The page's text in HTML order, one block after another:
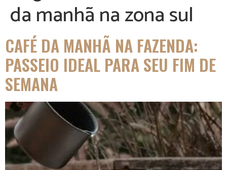
da manhã na zona sul
CAFÉ DA MANHÃ NA FAZENDA:
PASSEIO IDEAL PARA SEU FIM DE
SEMANA